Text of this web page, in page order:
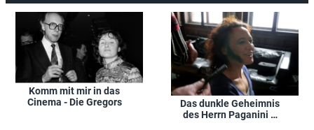
Komm mit mir in das
Cinema - Die Gregors
Das dunkle Geheimnis
des Herrn Paganini –